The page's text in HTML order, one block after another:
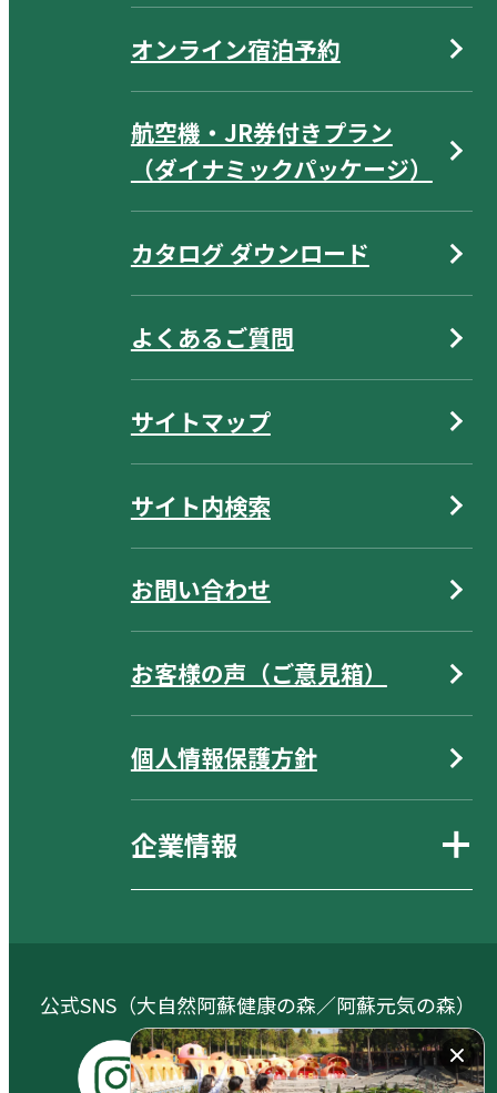
オンライン宿泊予約
航空機・JR券付きプラン
（ダイナミックパッケージ）
カタログ ダウンロード
よくあるご質問
サイトマップ
サイト内検索
お問い合わせ
お客様の声（ご意見箱）
個人情報保護方針
企業情報
公式SNS（大自然阿蘇健康の森／阿蘇元気の森）